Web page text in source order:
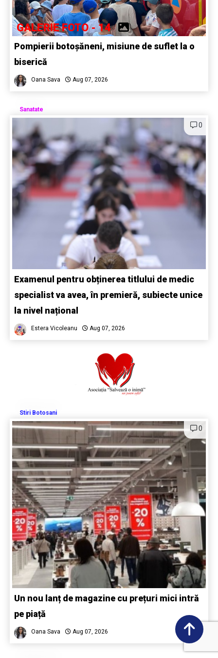
GALERIE FOTO - 14
Pompierii botoșăneni, misiune de suflet la o
biserică
Oana Sava Aug 07, 2026
Sanatate
0
Examenul pentru obținerea titlului de medic
specialist va avea, în premieră, subiecte unice
la nivel național
Estera Vicoleanu Aug 07, 2026
Stiri Botosani
0
Un nou lanț de magazine cu prețuri mici intră
pe piață
Oana Sava Aug 07, 2026